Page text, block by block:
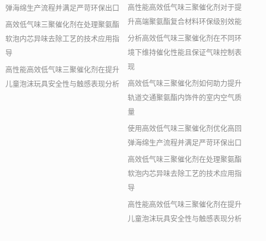
弹海绵生产流程并满足严苛环保出口
高效低气味三聚催化剂在处理聚氨酯
软泡内芯异味去除工艺的技术应用指
导
高性能高效低气味三聚催化剂在提升
儿童泡沫玩具安全性与触感表现分析
高性能高效低气味三聚催化剂对于提
升高端聚氨酯复合材料环保级别效能
分析高效低气味三聚催化剂在不同环
境下维持催化性能且保证气味控制表
现
高效低气味三聚催化剂如何助力提升
轨道交通聚氨酯内饰件的室内空气质
量
使用高效低气味三聚催化剂优化高回
弹海绵生产流程并满足严苛环保出口
高效低气味三聚催化剂在处理聚氨酯
软泡内芯异味去除工艺的技术应用指
导
高性能高效低气味三聚催化剂在提升
儿童泡沫玩具安全性与触感表现分析